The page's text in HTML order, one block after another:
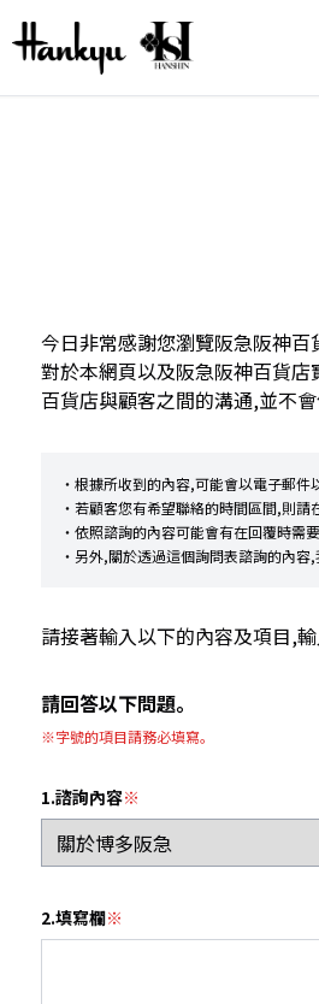
今日非常感謝您瀏覽阪急阪神百
對於本網頁以及阪急阪神百貨
百貨店與顧客之間的溝通,並不會
・根據所收到的內容,可能會以電子郵件
・若顧客您有希望聯絡的時間區間,則
・依照諮詢的內容可能會有在回覆時需
・另外,關於透過這個詢問表諮詢的內
請接著輸入以下的內容及項目,
請回答以下問題。
※字號的項目請務必填寫。
1.諮詢內容※
2.填寫欄※